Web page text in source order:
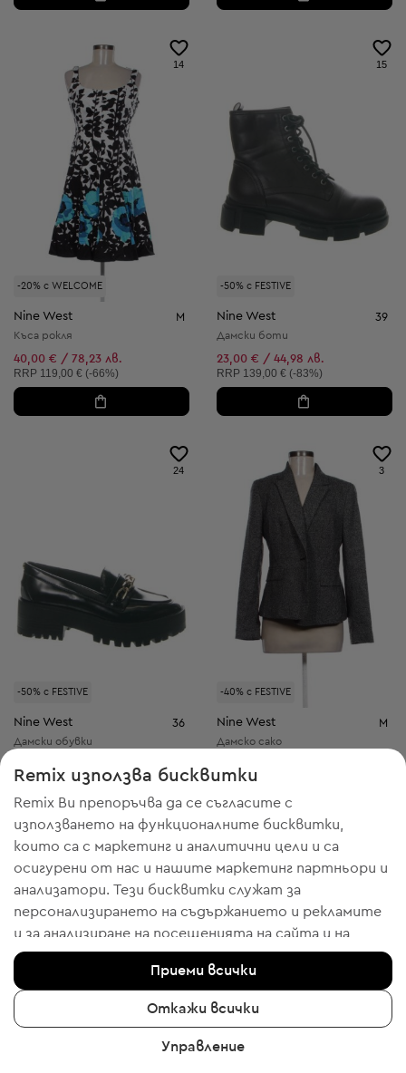
-20% с WELCOME
14
Nine West M
Къса рокля
40,00 € / 78,23 лв.
Препоръчителна цена:
RRP 119,00 € (-66%)
-50% с FESTIVE
15
Nine West 39
Дамски боти
23,00 € / 44,98 лв.
Препоръчителна цена:
RRP 139,00 € (-83%)
-50% с FESTIVE
24
Nine West 36
Дамски обувки
23,51 € / 45,98 лв.
Препоръчителна цена:
RRP 109,00 € (-78%)
-40% с FESTIVE
3
Nine West M
Дамско сако
Намалена цена:
18,40 € / 35,99 лв.
2
Remix използва бисквитки
Remix Ви препоръчва да се съгласите с
използването на функционалните бисквитки,
които са с маркетинг и аналитични цели и са
осигурени от нас и нашите маркетинг партньори и
анализатори. Тези бисквитки служат за
персонализирането на съдържанието и рекламите
и за анализиране на посещенията на сайта и на
мобилното приложение - информация, която ни
помага да Ви показваме продукти, които бихте
харесали. Ако сте съгласни, моля потвърдете с
клик върху бутона “Да, съгласен съм“.
За да получите повече информация, моля
Приеми всички
Откажи всички
Управление